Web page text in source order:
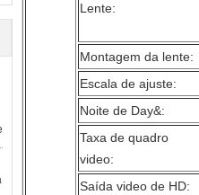
Lente:
Montagem da lente:
Escala de ajuste:
Noite de Day&:
Taxa de quadro
video:
Saída video de HD: